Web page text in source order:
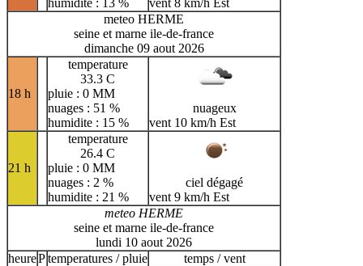
meteo HERME
seine et marne ile-de-france
dimanche 09 aout 2026
18 h
temperature
33.3 C
pluie : 0 MM
nuages : 51 %
humidite : 15 %
nuageux
vent 10 km/h Est
21 h
temperature
26.4 C
pluie : 0 MM
nuages : 2 %
humidite : 21 %
ciel dégagé
vent 9 km/h Est
meteo HERME
seine et marne ile-de-france
lundi 10 aout 2026
heurePtemperatures / pluie temps / vent